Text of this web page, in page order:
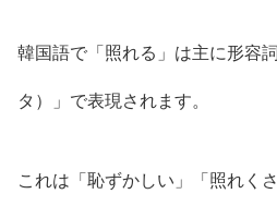
韓国語で「照れる」は主に形容
タ）」で表現されます。
これは「恥ずかしい」「照れく